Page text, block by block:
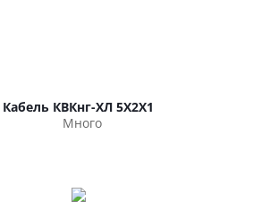
Кабель КВКнг-ХЛ 5Х2Х1
Много